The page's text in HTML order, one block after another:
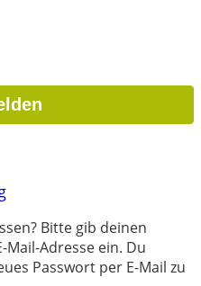
Bitte gib deinen
Adresse ein. Du
Passwort per E-Mail zu